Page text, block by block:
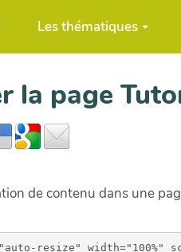
Les thématiques
la page
de contenu dans une